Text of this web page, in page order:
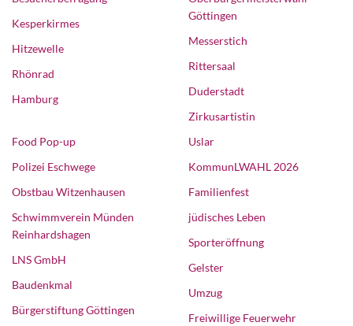
Kesperkirmes
Hitzewelle
Rhönrad
Hamburg
Göttingen
Messerstich
Rittersaal
Duderstadt
Zirkusartistin
Food Pop-up
Polizei Eschwege
Obstbau Witzenhausen
Schwimmverein Münden
Reinhardshagen
LNS GmbH
Baudenkmal
Bürgerstiftung Göttingen
Uslar
KommunLWAHL 2026
Familienfest
jüdisches Leben
Sporteröffnung
Gelster
Umzug
Freiwillige Feuerwehr